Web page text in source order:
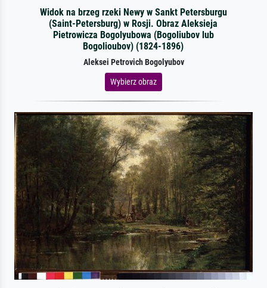
Widok na brzeg rzeki Newy w Sankt Petersburgu
(Saint-Petersburg) w Rosji. Obraz Aleksieja
Pietrowicza Bogolyubowa (Bogoliubov lub
Bogolioubov) (1824-1896)
Aleksei Petrovich Bogolyubov
Wybierz obraz